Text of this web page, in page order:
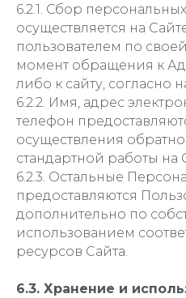
6.2.1. Сбор
осуществляется на
пользователем по
момент обращения к
либо к сайту, согласно
6.2.2. Имя, адрес
телефон
осуществления
стандартной работы на
6.2.3. Остальные
предоставляются
дополнительно по
использованием
ресурсов Сайта.
6.3. Хранение и